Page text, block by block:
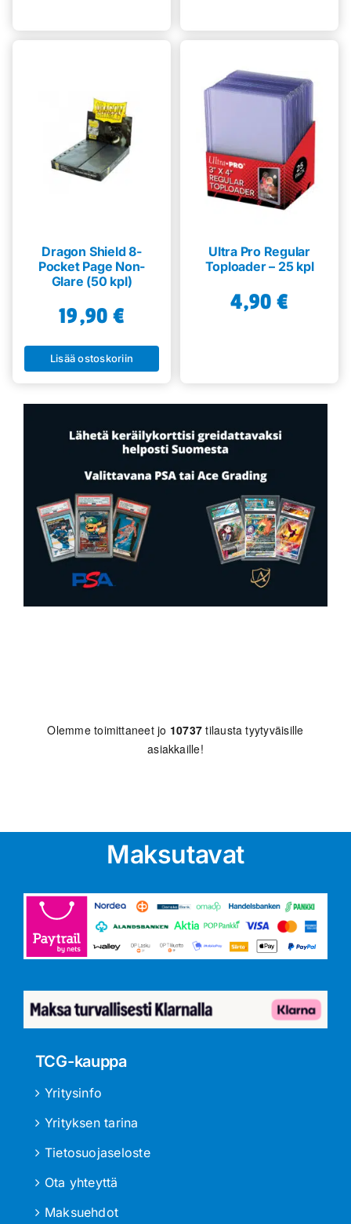
Dragon Shield 8-
Pocket Page Non-
Glare (50 kpl)
19,90 €
Lisää ostoskoriin
Ultra Pro Regular
Toploader – 25 kpl
4,90 €
Olemme toimittaneet jo 10737 tilausta tyytyväisille
asiakkaille!
Maksutavat
TCG-kauppa
Yritysinfo
Yrityksen tarina
Tietosuojaseloste
Ota yhteyttä
Maksuehdot